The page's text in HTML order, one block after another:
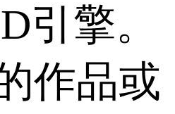
引擎。
作品或